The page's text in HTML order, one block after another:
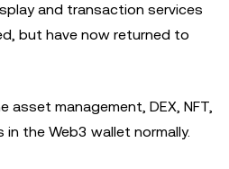
and transaction services
but have now returned to
asset management, DEX, NFT,
the Web3 wallet normally.